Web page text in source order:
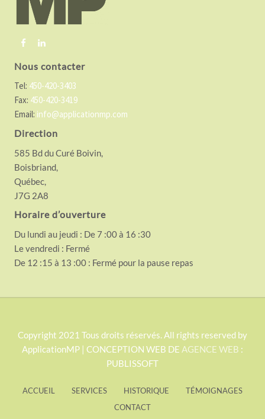
Nous contacter
Tel: 450-420-3403
Fax: 450-420-3419
Email: info@applicationmp.com
Direction
585 Bd du Curé Boivin,
Boisbriand,
Québec,
J7G 2A8
Horaire d’ouverture
Du lundi au jeudi : De 7 :00 à 16 :30
Le vendredi : Fermé
De 12 :15 à 13 :00 : Fermé pour la pause repas
S
Copyright 2021 Tous droits réservés. All rights reserved by
ApplicationMP | CONCEPTION WEB DE AGENCE WEB :
PUBLISSOFT
ACCUEIL SERVICES HISTORIQUE
TÉMOIGNAGES
CONTACT